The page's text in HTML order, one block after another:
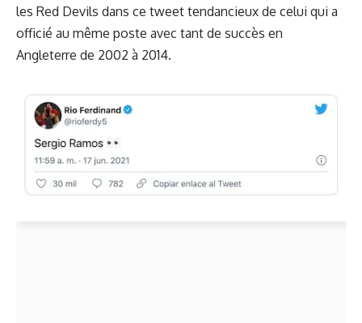
les Red Devils dans ce tweet tendancieux de celui qui a
officié au même poste avec tant de succès en
Angleterre de 2002 à 2014.